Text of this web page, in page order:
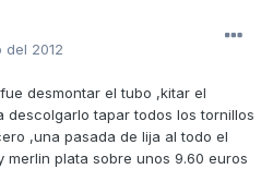
del 2012
desmontar el tubo ,kitar el
descolgarlo tapar todos los tornillos
,una pasada de lija al todo el
plata sobre unos 9.60 euros